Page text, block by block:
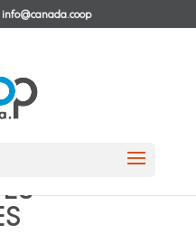
info@canada.coop
DES